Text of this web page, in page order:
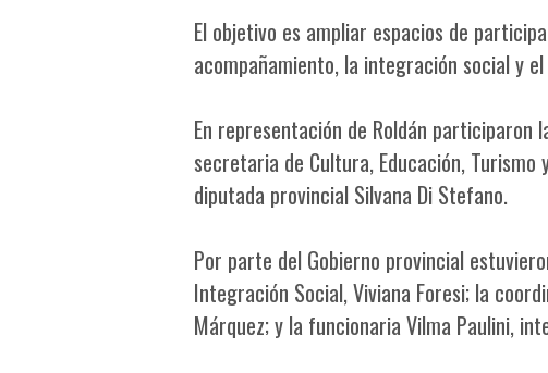
El objetivo es ampliar espacios de
acompañamiento, la integración social y
En representación de Roldán participaron
secretaria de Cultura, Educación, Turismo
diputada provincial Silvana Di Stefano.
Por parte del Gobierno provincial
Integración Social, Viviana Foresi; la
Márquez; y la funcionaria Vilma Paulini,